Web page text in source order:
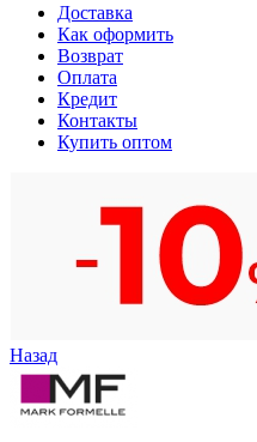
Доставка
Как оформить
Возврат
Оплата
Кредит
Контакты
Купить оптом
Назад